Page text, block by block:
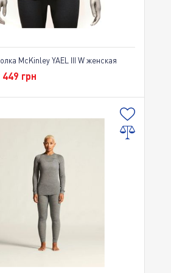
McKinley YAEL III W женская
449 грн